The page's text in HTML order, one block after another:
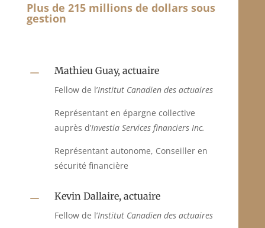
Plus de 215 millions de dollars sous
gestion
K Mathieu Guay, actuaire
Fellow de l’Institut Canadien des actuaires
Représentant en épargne collective
auprès d’Investia Services financiers Inc.
Représentant autonome, Conseiller en
sécurité financière
K Kevin Dallaire, actuaire
Fellow de l’Institut Canadien des actuaires